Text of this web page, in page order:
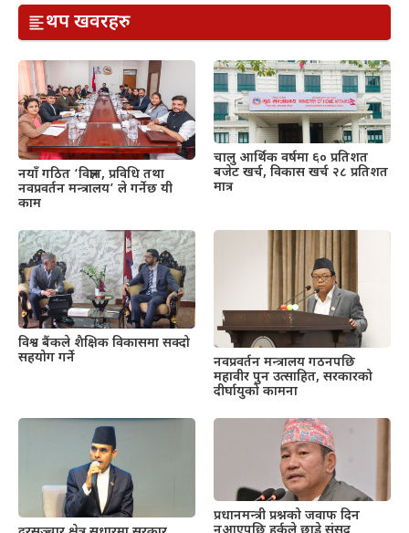
थप खवरहरु
नयाँ गठित ‘विज्ञान, प्रविधि तथा
नवप्रवर्तन मन्त्रालय’ ले गर्नेछ यी
काम
चालु आर्थिक वर्षमा ६० प्रतिशत
बजेट खर्च, विकास खर्च २८ प्रतिशत
मात्र
विश्व बैंकले शैक्षिक विकासमा सक्दो
सहयोग गर्ने
नवप्रवर्तन मन्त्रालय गठनपछि
महावीर पुन उत्साहित, सरकारको
दीर्घायुको कामना
प्रधानमन्त्री प्रश्नको जवाफ दिन